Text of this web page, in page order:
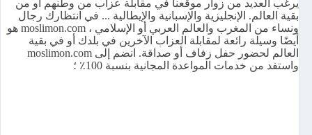
يرغب العديد من زوار موقعنا في مقابلة عزاب من وطنهم أو من
بقية العالم. الإنجليزية والإسبانية والإيطالية ... في انتظارك رجال
ونساء من المغرب والعالم العربي أو الإسلامي ، moslimon.com هو
أيضًا وسيلة رائعة لمقابلة العزاب الآخرين في بلدك أو في بقية
العالم لحضور حفل زفاف أو صداقة. انضم إلى moslimon.com
واستفد من خدمات المواعدة المجانية بنسبة 100٪ ؛